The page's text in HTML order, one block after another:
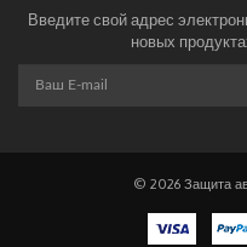
Введите свой адрес
новых
© 2026 Защита